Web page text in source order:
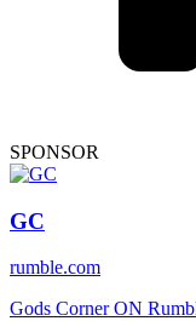
SPONSOR
GC
rumble.com
Gods Corner ON